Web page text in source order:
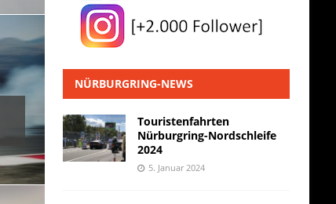
NÜRBURGRING-NEWS
Touristenfahrten
Nürburgring-Nordschleife
2024
5. Januar 2024